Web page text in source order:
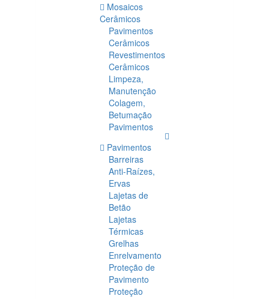
Mosaicos
Cerâmicos
Pavimentos
Cerâmicos
Revestimentos
Cerâmicos
Limpeza,
Manutenção
Colagem,
Betumação
Pavimentos
Pavimentos
Barreiras
Anti-Raízes,
Ervas
Lajetas de
Betão
Lajetas
Térmicas
Grelhas
Enrelvamento
Proteção de
Pavimento
Proteção